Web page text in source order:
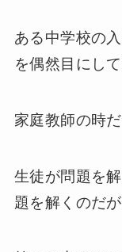
ある中学校の
を偶然目にして
家庭教師の時だ
生徒が問題を
題を解くのだが